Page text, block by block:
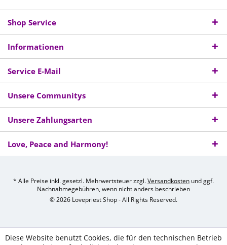
Shop Service
Informationen
Service E-Mail
Unsere Communitys
Unsere Zahlungsarten
Love, Peace and Harmony!
* Alle Preise inkl. gesetzl. Mehrwertsteuer zzgl.Versandkosten und ggf.
Nachnahmegebühren, wenn nicht anders beschrieben
© 2026 Lovepriest Shop - All Rights Reserved.
Diese Website benutzt Cookies, die für den technischen Betrieb